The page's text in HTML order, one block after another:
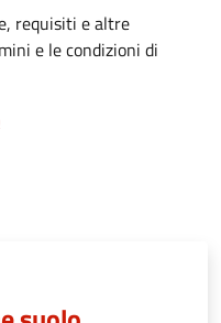
requisiti e altre
e le condizioni di